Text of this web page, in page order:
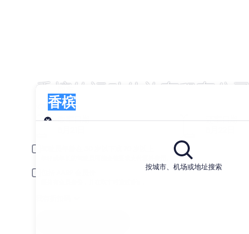
香槟的运动休旅车租车公司
按城市、机场或地址搜索
香槟
取车
取车日期
还车日期